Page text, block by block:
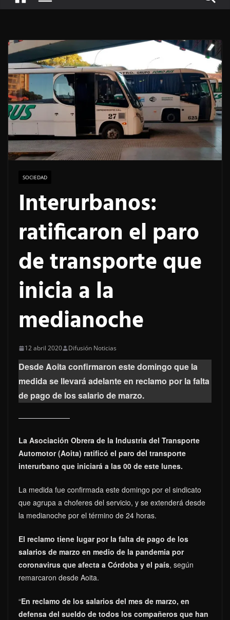
SOCIEDAD
Interurbanos:
ratificaron el paro
de transporte que
inicia a la
medianoche
12 abril 2020 Difusión Noticias
Desde Aoita confirmaron este domingo que la
medida se llevará adelante en reclamo por la falta
de pago de los salario de marzo.
La Asociación Obrera de la Industria del Transporte
Automotor (Aoita) ratificó el paro del transporte
interurbano que iniciará a las 00 de este lunes.
La medida fue confirmada este domingo por el sindicato
que agrupa a choferes del servicio, y se extenderá desde
la medianoche por el término de 24 horas.
El reclamo tiene lugar por la falta de pago de los
salarios de marzo en medio de la pandemia por
coronavirus que afecta a Córdoba y el país, según
remarcaron desde Aoita.
“En reclamo de los salarios del mes de marzo, en
defensa del sueldo de todos los compañeros que han